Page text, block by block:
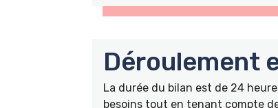
Déroulement
La durée du bilan est de 24
besoins tout en tenant compte